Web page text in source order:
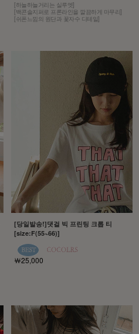
[하늘하늘거리는 실루엣]
[백콘솔지퍼로 프론라인을 깔끔하게 마무리]
[쉬폰느낌의 원단과 꽃자수 디테일]
[당일발송!]댓걸 빅 프린팅 크롭 티
[size:F(55~66)]
￦25,000